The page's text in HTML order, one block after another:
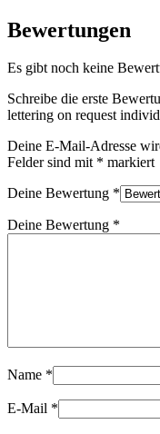
Bewertungen
Es gibt noch keine
Schreibe die erste
lettering on request
Deine E-Mail-Adresse
Felder sind mit * markiert
Deine Bewertung *
Deine Bewertung *
Name *
E-Mail *